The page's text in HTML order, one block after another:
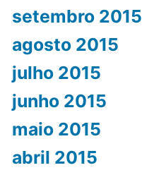
setembro 2015
agosto 2015
julho 2015
junho 2015
maio 2015
abril 2015